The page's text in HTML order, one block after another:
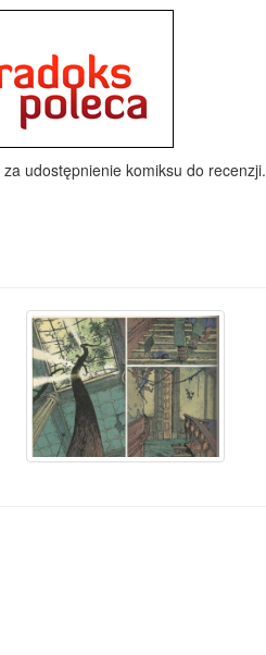
za udostępnienie komiksu do recenzji.